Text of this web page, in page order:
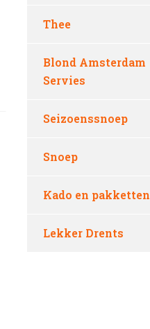
Thee
Blond Amsterdam
Servies
Seizoenssnoep
Snoep
Kado en pakketten
Lekker Drents